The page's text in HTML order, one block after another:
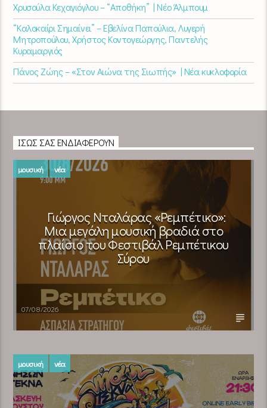
Χρυσούλα Κεχαγιόγλου – “Αποθήκη” | Νέο Άλμπουμ
“Καλοκαίρι Σημαίνει” – Εβελίνα Παπούλια, Λυγερή
Μητροπούλου, Χρήστος Κοντογεώργης, Παντελής
Κυραμαργιός
Πάνος Ζώης – «Στον Αιώνα της Σιωπής» | Νέα κυκλοφορία
ΊΣΩΣ ΣΑΣ ΕΝΔΙΑΦΈΡΟΥΝ
μουσική νέα
Γιώργος Νταλάρας «Ρεμπέτικο»:
Μια μεγάλη μουσική βραδιά στο
πλαίσιο του Φεστιβάλ Ρεμπέτικου
Σύρου
07/08/2026
μουσική νέα